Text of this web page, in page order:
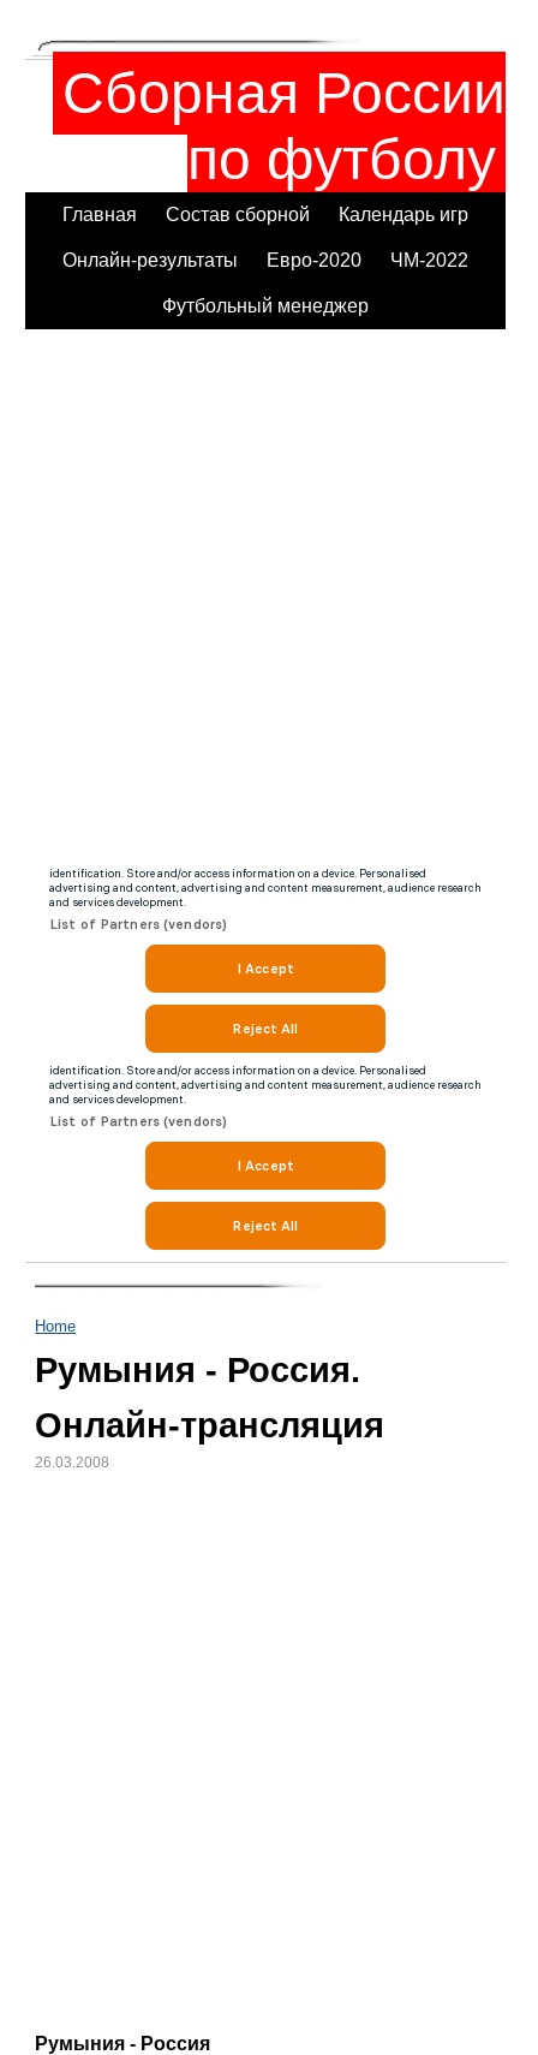
Сборная России
по футболу
Главная Состав сборной Календарь игр
Онлайн-результаты Евро-2020 ЧМ-2022
Футбольный менеджер
Home
Румыния - Россия.
Онлайн-трансляция
26.03.2008
Румыния - Россия